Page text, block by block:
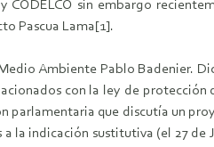
sin embargo
Pascua Lama[1].
Ambiente Pablo Badenier.
con la ley de
que discutía un
la indicación sustitutiva (el 27